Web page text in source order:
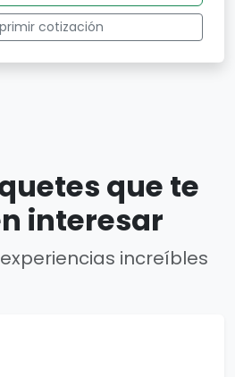
cotización
que te
interesar
increíbles